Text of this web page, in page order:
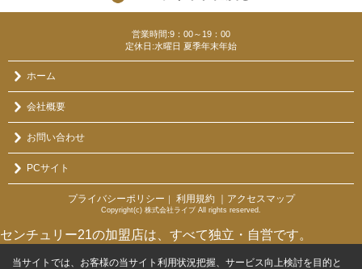
営業時間:9：00～19：00
定休日:水曜日 夏季年末年始
ホーム
会社概要
お問い合わせ
PCサイト
プライバシーポリシー 利用規約 ｜アクセスマップ
Copyright(c) 株式会社ライブ All rights reserved.
センチュリー21の加盟店は、すべて独立・自営です。
当サイトでは、お客様の当サイト利用状況把握、サービス向上検討を目的と